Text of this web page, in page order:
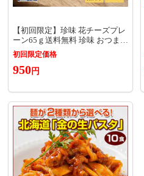
【初回限定】珍味 花チーズプレ
ーン65ｇ送料無料 珍味 おつまみ
おかず おやつ お菓子 チーズ ち
ーず 駄菓子 家飲み 宅飲み メー
ル便 ポスト投函
初回限定価格
950円